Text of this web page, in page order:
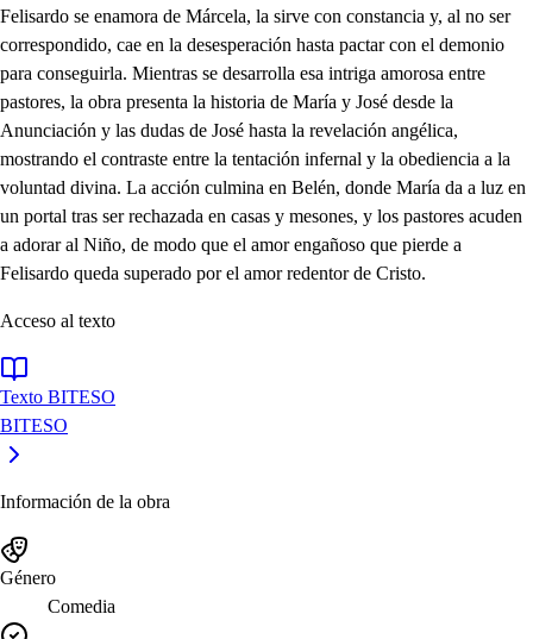
Felisardo se enamora de Márcela, la sirve con constancia y, al no ser
correspondido, cae en la desesperación hasta pactar con el demonio
para conseguirla. Mientras se desarrolla esa intriga amorosa entre
pastores, la obra presenta la historia de María y José desde la
Anunciación y las dudas de José hasta la revelación angélica,
mostrando el contraste entre la tentación infernal y la obediencia a la
voluntad divina. La acción culmina en Belén, donde María da a luz en
un portal tras ser rechazada en casas y mesones, y los pastores acuden
a adorar al Niño, de modo que el amor engañoso que pierde a
Felisardo queda superado por el amor redentor de Cristo.
Acceso al texto
Texto BITESO
BITESO
Información de la obra
Género
Comedia